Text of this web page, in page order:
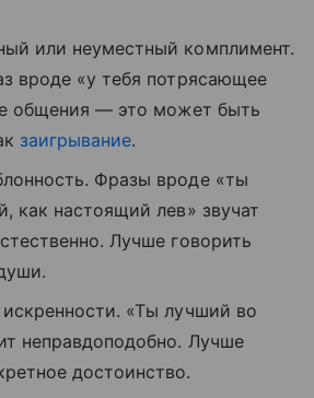
или неуместный комплимент.
вроде «у тебя потрясающее
общения — это может быть
заигрывание.
Фразы вроде «ты
как настоящий лев» звучат
Лучше говорить
«Ты лучший во
неправдоподобно. Лучше
достоинство.